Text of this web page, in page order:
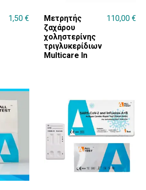
1,50 €
Μετρητής
ζαχάρου
χοληστερίνης
τριγλυκερίδιων
Multicare In
110,00 €